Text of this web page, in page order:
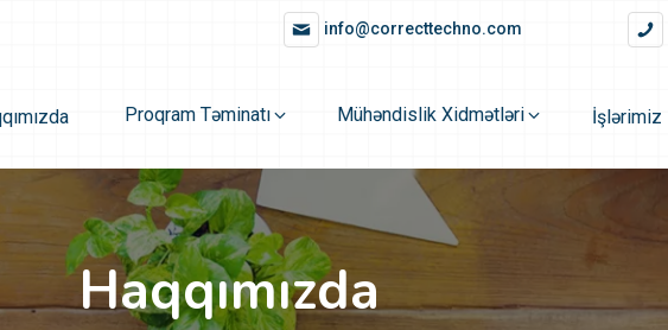
info@correcttechno.com
Proqram Təminatı Mühəndislik Xidmətləri İşlərimiz
Haqqımızda